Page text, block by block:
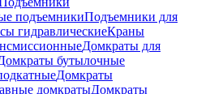
подъемникиПодъемники для
гидравлическиеКраны
Домкраты для
бутылочные
Домкраты
домкратыДомкраты